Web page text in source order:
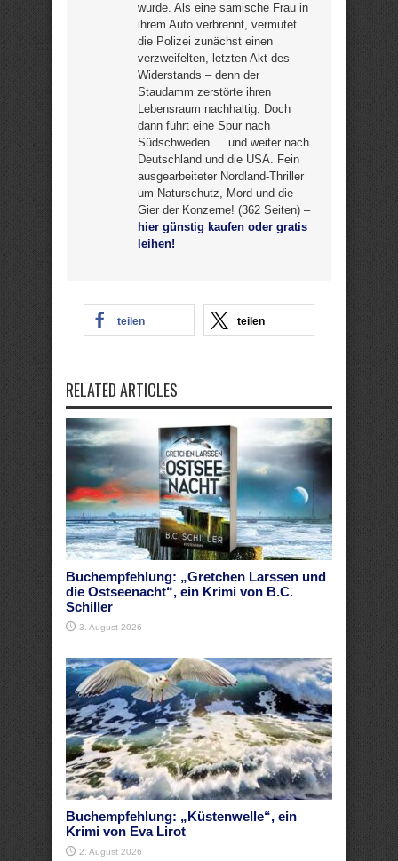
wurde. Als eine samische Frau in
ihrem Auto verbrennt, vermutet
die Polizei zunächst einen
verzweifelten, letzten Akt des
Widerstands – denn der
Staudamm zerstörte ihren
Lebensraum nachhaltig. Doch
dann führt eine Spur nach
Südschweden … und weiter nach
Deutschland und die USA. Fein
ausgearbeiteter Nordland-Thriller
um Naturschutz, Mord und die
Gier der Konzerne! (362 Seiten) –
hier günstig kaufen oder gratis
leihen!
teilen teilen
RELATED ARTICLES
Buchempfehlung: „Gretchen Larssen und
die Ostseenacht“, ein Krimi von B.C.
Schiller
3. August 2026
Buchempfehlung: „Küstenwelle“, ein
Krimi von Eva Lirot
2. August 2026